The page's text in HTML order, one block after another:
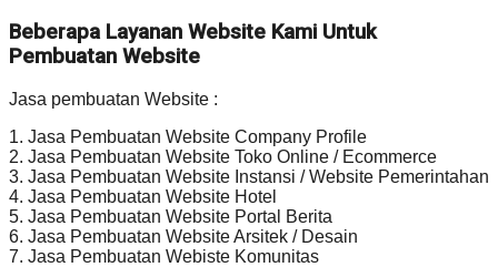
Beberapa Layanan Website Kami Untuk
Pembuatan Website
Jasa pembuatan Website :
1. Jasa Pembuatan Website Company Profile
2. Jasa Pembuatan Website Toko Online / Ecommerce
3. Jasa Pembuatan Website Instansi / Website Pemerintahan
4. Jasa Pembuatan Website Hotel
5. Jasa Pembuatan Website Portal Berita
6. Jasa Pembuatan Website Arsitek / Desain
7. Jasa Pembuatan Webiste Komunitas